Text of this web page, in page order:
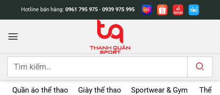
dung
Hotline bán hàng: 0961 795 975 - 0939 975 995
Tìm
Quần áo thể thao Giày thể thao Sportwear & Gym Thể